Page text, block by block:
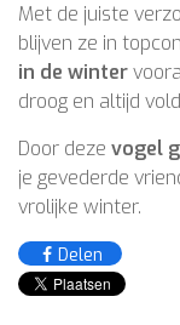
Met de juiste
blijven ze in
in de winter
droog en altijd
Door deze vogel
je gevederde
vrolijke winter.
Delen